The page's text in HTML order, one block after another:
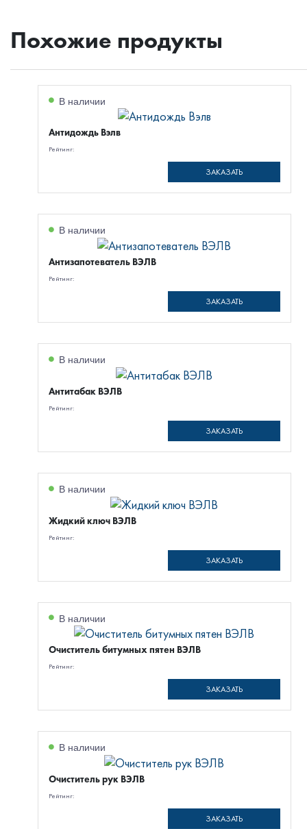
Похожие продукты
В наличии
Антидождь Вэлв
Рейтинг:
ЗАКАЗАТЬ
В наличии
Антизапотеватель ВЭЛВ
Рейтинг:
ЗАКАЗАТЬ
В наличии
Антитабак ВЭЛВ
Рейтинг:
ЗАКАЗАТЬ
В наличии
Жидкий ключ ВЭЛВ
Рейтинг:
ЗАКАЗАТЬ
В наличии
Очиститель битумных пятен ВЭЛВ
Рейтинг:
ЗАКАЗАТЬ
В наличии
Очиститель рук ВЭЛВ
Рейтинг:
ЗАКАЗАТЬ